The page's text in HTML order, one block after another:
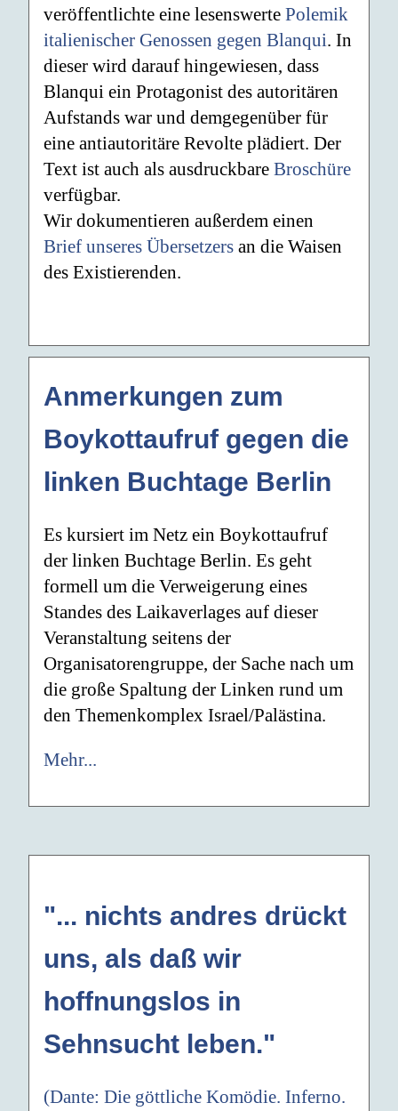
veröffentlichte eine lesenswerte Polemik
italienischer Genossen gegen Blanqui. In
dieser wird darauf hingewiesen, dass
Blanqui ein Protagonist des autoritären
Aufstands war und demgegenüber für
eine antiautoritäre Revolte plädiert. Der
Text ist auch als ausdruckbare Broschüre
verfügbar.
Wir dokumentieren außerdem einen
Brief unseres Übersetzers an die Waisen
des Existierenden.
Anmerkungen zum
Boykottaufruf gegen die
linken Buchtage Berlin
Es kursiert im Netz ein Boykottaufruf
der linken Buchtage Berlin. Es geht
formell um die Verweigerung eines
Standes des Laikaverlages auf dieser
Veranstaltung seitens der
Organisatorengruppe, der Sache nach um
die große Spaltung der Linken rund um
den Themenkomplex Israel/Palästina.
Mehr...
"... nichts andres drückt
uns, als daß wir
hoffnungslos in
Sehnsucht leben."
(Dante: Die göttliche Komödie. Inferno.